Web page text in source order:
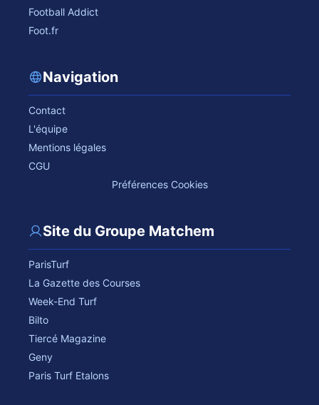
Football Addict
Foot.fr
Navigation
Contact
L'équipe
Mentions légales
CGU
Préférences Cookies
Site du Groupe Matchem
ParisTurf
La Gazette des Courses
Week-End Turf
Bilto
Tiercé Magazine
Geny
Paris Turf Etalons